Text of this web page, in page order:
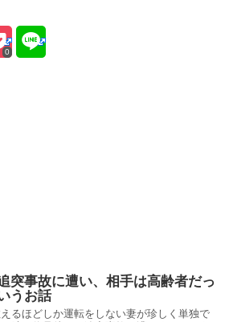
0
突事故に遭い、相手は高齢者だっ
うお話
るほどしか運転をしない妻が珍しく単独で